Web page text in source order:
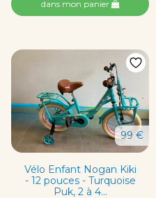
dans mon panier
99 €
Vélo Enfant Nogan Kiki
- 12 pouces - Turquoise
Puk, 2 à 4...